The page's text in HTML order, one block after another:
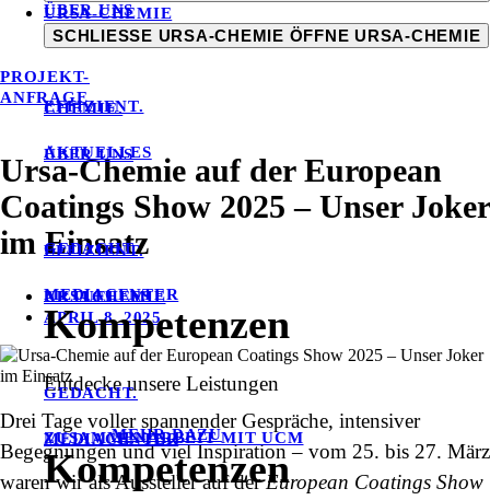
EFFIZIENT.
GEDACHT.
Kompetenzen
Entdecke unsere Leistungen
MEHR DAZU
ÜBER UNS
AKTUELLES
MEDIACENTER
ZUSAMMENARBEIT MIT UCM
CHEMIE.
EFFIZIENT.
GEDACHT.
Kompetenzen
URSA-CHEMIE
SCHLIESSE URSA-CHEMIE ÖFFNE URSA-CHEMIE
ÜBER UNS
AKTUELLES
MEDIACENTER
PROJEKT-
ANFRAGE
Ursa-Chemie auf der European
Coatings Show 2025 – Unser Joker
im Einsatz
URSACHEMIE
APRIL 8, 2025
Drei Tage voller spannender Gespräche, intensiver
Begegnungen und viel Inspiration – vom 25. bis 27. März
waren wir als Aussteller auf derEuropean Coatings Show